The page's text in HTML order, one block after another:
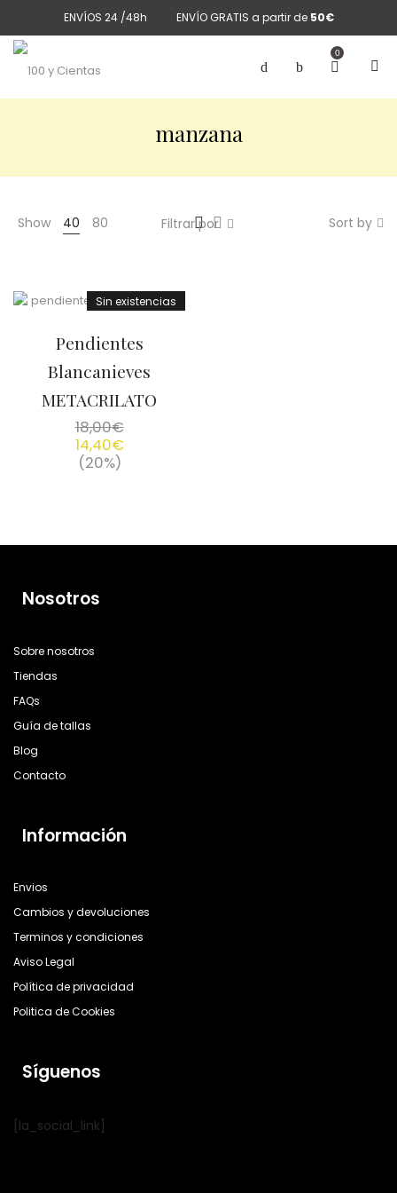
ENVÍOS 24 /48h ENVÍO GRATIS a partir de 50€
0
manzana
Show 40 80 Sort by
Filtrar por
Sin existencias
Pendientes
Blancanieves
METACRILATO
18,00€
14,40€
(20%)
Nosotros
Sobre nosotros
Tiendas
FAQs
Guía de tallas
Blog
Contacto
Información
Envios
Cambios y devoluciones
Terminos y condiciones
Aviso Legal
Política de privacidad
Politica de Cookies
Síguenos
[la_social_link]